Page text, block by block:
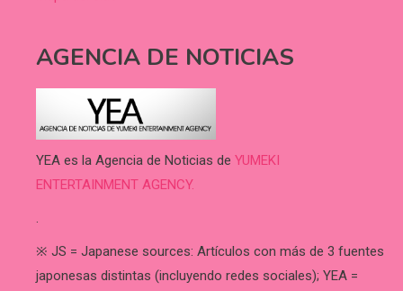
AGENCIA DE NOTICIAS
YEA es la Agencia de Noticias de YUMEKI
ENTERTAINMENT AGENCY.
.
※ JS = Japanese sources: Artículos con más de 3 fuentes
japonesas distintas (incluyendo redes sociales); YEA =